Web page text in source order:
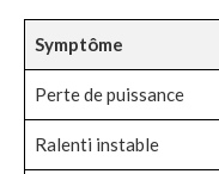
Symptôme
Perte de puissance
Ralenti instable